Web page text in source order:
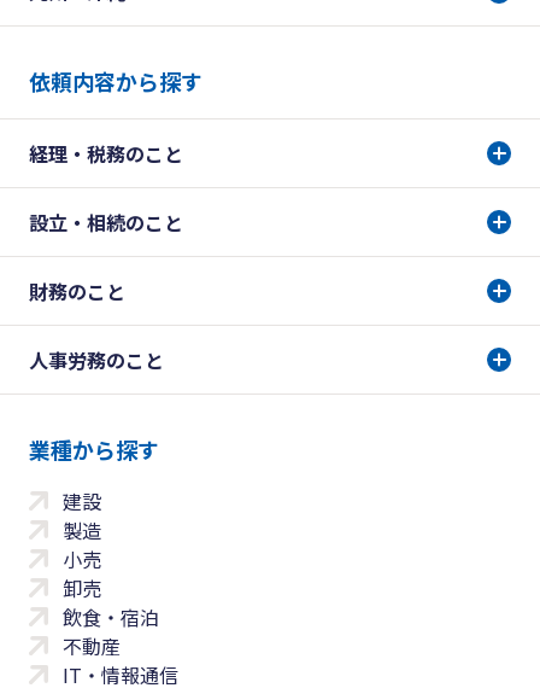
依頼内容から探す
経理・税務のこと
設立・相続のこと
財務のこと
人事労務のこと
業種から探す
建設
製造
小売
卸売
飲食・宿泊
不動産
IT・情報通信